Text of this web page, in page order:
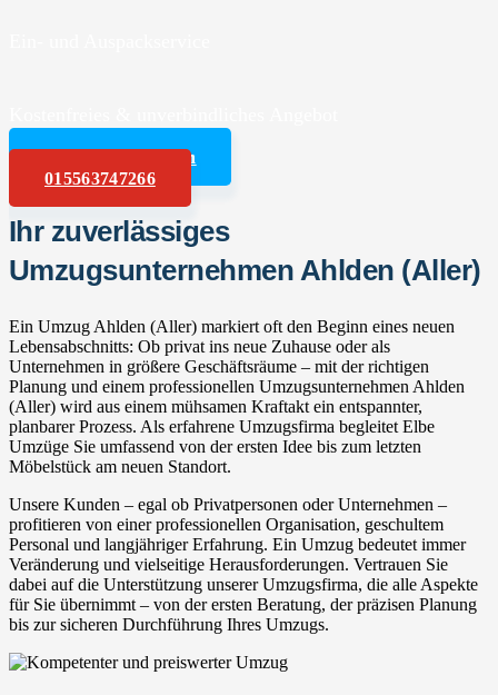
Angebot anfordern
015563747266
Ihr zuverlässiges
Umzugsunternehmen Ahlden (Aller)
Ein Umzug Ahlden (Aller) markiert oft den Beginn eines neuen
Lebensabschnitts: Ob privat ins neue Zuhause oder als
Unternehmen in größere Geschäftsräume – mit der richtigen
Planung und einem professionellen Umzugsunternehmen Ahlden
(Aller) wird aus einem mühsamen Kraftakt ein entspannter,
planbarer Prozess. Als erfahrene Umzugsfirma begleitet Elbe
Umzüge Sie umfassend von der ersten Idee bis zum letzten
Möbelstück am neuen Standort.
Unsere Kunden – egal ob Privatpersonen oder Unternehmen –
profitieren von einer professionellen Organisation, geschultem
Personal und langjähriger Erfahrung. Ein Umzug bedeutet immer
Veränderung und vielseitige Herausforderungen. Vertrauen Sie
dabei auf die Unterstützung unserer Umzugsfirma, die alle Aspekte
für Sie übernimmt – von der ersten Beratung, der präzisen Planung
bis zur sicheren Durchführung Ihres Umzugs.